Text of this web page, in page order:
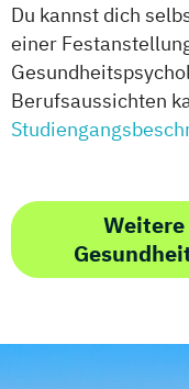
Du kannst dich
einer
Berufsaussichten